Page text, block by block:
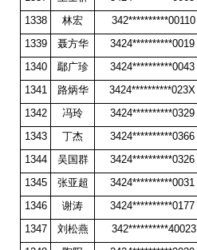
1338
林宏 342**********00110
1339
聂方华 3424**********0019
1340
鄢广珍 3424**********0043
1341
路炳华 3424**********023X
1342
冯玲 3424**********0329
1343
丁杰 3424**********0366
1344
吴国群 3424**********0326
1345
张亚超 3424**********0031
1346
谢涛 3424**********0177
1347
刘松燕 342**********40023